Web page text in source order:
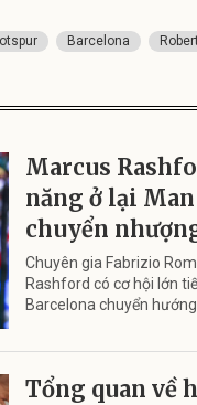
Barcelona
Marcus
năng ở lại
chuyển
Chuyên gia Fabrizio
Rashford có cơ hội lớn
Barcelona chuyển
Tổng quan về